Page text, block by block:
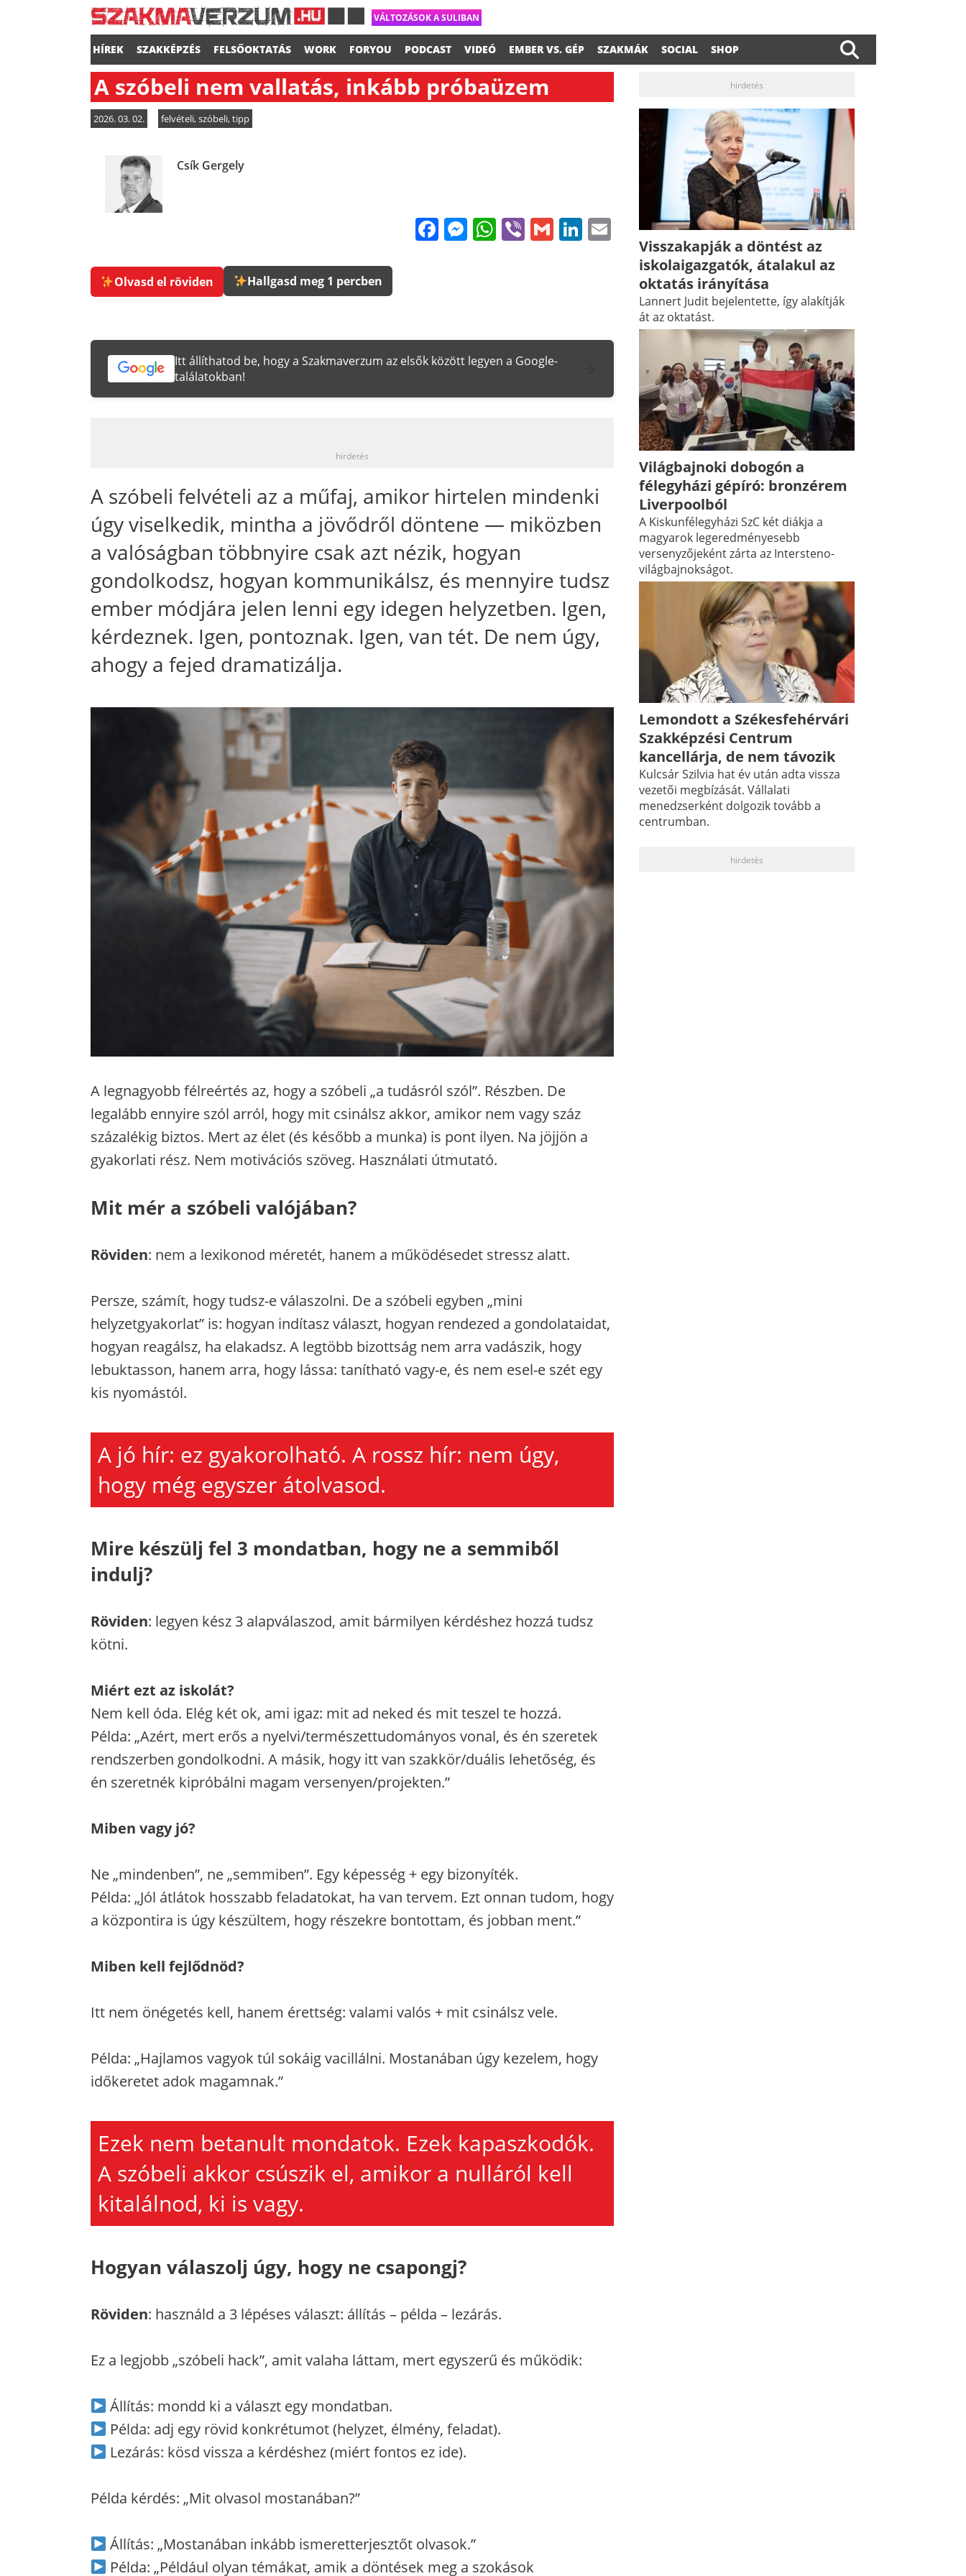
VÁLTOZÁSOK A SULIBAN
HÍREK SZAKKÉPZÉS FELSŐOKTATÁS WORK FORYOU PODCAST VIDEÓ EMBER VS. GÉP SZAKMÁK SOCIAL SHOP
A szóbeli nem vallatás, inkább próbaüzem
2026. 03. 02. felvételi,szóbeli,tipp
Csík Gergely
Facebook
Messenger
WhatsApp
ViberGmailLinkedIn
Email
Olvasd el röviden Hallgasd meg 1 percben
Itt állíthatod be, hogy a Szakmaverzum az elsők között legyen a Google-
találatokban!
hirdetés
A szóbeli felvételi az a műfaj, amikor hirtelen mindenki
úgy viselkedik, mintha a jövődről döntene — miközben
a valóságban többnyire csak azt nézik, hogyan
gondolkodsz, hogyan kommunikálsz, és mennyire tudsz
ember módjára jelen lenni egy idegen helyzetben. Igen,
kérdeznek. Igen, pontoznak. Igen, van tét. De nem úgy,
ahogy a fejed dramatizálja.
A legnagyobb félreértés az, hogy a szóbeli „a tudásról szól”. Részben. De
legalább ennyire szól arról, hogy mit csinálsz akkor, amikor nem vagy száz
százalékig biztos. Mert az élet (és később a munka) is pont ilyen. Na jöjjön a
gyakorlati rész. Nem motivációs szöveg. Használati útmutató.
Mit mér a szóbeli valójában?
Röviden: nem a lexikonod méretét, hanem a működésedet stressz alatt.
Persze, számít, hogy tudsz-e válaszolni. De a szóbeli egyben „mini
helyzetgyakorlat” is: hogyan indítasz választ, hogyan rendezed a gondolataidat,
hogyan reagálsz, ha elakadsz. A legtöbb bizottság nem arra vadászik, hogy
lebuktasson, hanem arra, hogy lássa: tanítható vagy-e, és nem esel-e szét egy
kis nyomástól.
A jó hír: ez gyakorolható. A rossz hír: nem úgy,
hogy még egyszer átolvasod.
Mire készülj fel 3 mondatban, hogy ne a semmiből
indulj?
Röviden: legyen kész 3 alapválaszod, amit bármilyen kérdéshez hozzá tudsz
kötni.
Miért ezt az iskolát?
Nem kell óda. Elég két ok, ami igaz: mit ad neked és mit teszel te hozzá.
Példa: „Azért, mert erős a nyelvi/természettudományos vonal, és én szeretek
rendszerben gondolkodni. A másik, hogy itt van szakkör/duális lehetőség, és
én szeretnék kipróbálni magam versenyen/projekten.”
Miben vagy jó?
Ne „mindenben”, ne „semmiben”. Egy képesség + egy bizonyíték.
Példa: „Jól átlátok hosszabb feladatokat, ha van tervem. Ezt onnan tudom, hogy
a központira is úgy készültem, hogy részekre bontottam, és jobban ment.”
Miben kell fejlődnöd?
Itt nem önégetés kell, hanem érettség: valami valós + mit csinálsz vele.
Példa: „Hajlamos vagyok túl sokáig vacillálni. Mostanában úgy kezelem, hogy
időkeretet adok magamnak.”
Ezek nem betanult mondatok. Ezek kapaszkodók.
A szóbeli akkor csúszik el, amikor a nulláról kell
kitalálnod, ki is vagy.
Hogyan válaszolj úgy, hogy ne csapongj?
Röviden: használd a 3 lépéses választ: állítás – példa – lezárás.
Ez a legjobb „szóbeli hack”, amit valaha láttam, mert egyszerű és működik:
Állítás: mondd ki a választ egy mondatban.
Példa: adj egy rövid konkrétumot (helyzet, élmény, feladat).
Lezárás: kösd vissza a kérdéshez (miért fontos ez ide).
Példa kérdés: „Mit olvasol mostanában?”
Állítás: „Mostanában inkább ismeretterjesztőt olvasok.”
Példa: „Például olyan témákat, amik a döntések meg a szokások
hirdetés
Visszakapják a döntést az
iskolaigazgatók, átalakul az
oktatás irányítása
Lannert Judit bejelentette, így alakítják
át az oktatást.
Világbajnoki dobogón a
félegyházi gépíró: bronzérem
Liverpoolból
A Kiskunfélegyházi SzC két diákja a
magyarok legeredményesebb
versenyzőjeként zárta az Intersteno-
világbajnokságot.
Lemondott a Székesfehérvári
Szakképzési Centrum
kancellárja, de nem távozik
Kulcsár Szilvia hat év után adta vissza
vezetői megbízását. Vállalati
menedzserként dolgozik tovább a
centrumban.
hirdetés